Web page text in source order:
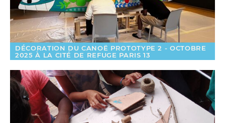
DÉCORATION DU CANOË PROTOTYPE 2 - OCTOBRE
2025 À LA CITÉ DE REFUGE PARIS 13